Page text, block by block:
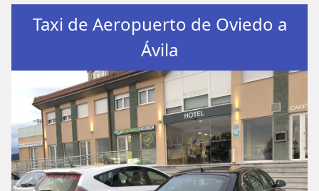
Taxi de Aeropuerto de Oviedo a
Ávila